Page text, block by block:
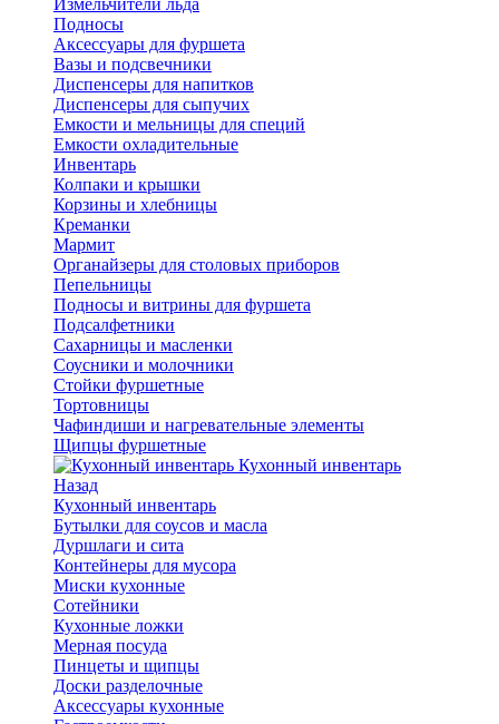
Подносы
Аксессуары для фуршета
Вазы и подсвечники
Диспенсеры для напитков
Диспенсеры для сыпучих
Емкости и мельницы для специй
Емкости охладительные
Инвентарь
Колпаки и крышки
Корзины и хлебницы
Креманки
Мармит
Органайзеры для столовых приборов
Пепельницы
Подносы и витрины для фуршета
Подсалфетники
Сахарницы и масленки
Соусники и молочники
Стойки фуршетные
Тортовницы
Чафиндиши и нагревательные элементы
Щипцы фуршетные
Кухонный инвентарь
Назад
Кухонный инвентарь
Бутылки для соусов и масла
Дуршлаги и сита
Контейнеры для мусора
Миски кухонные
Сотейники
Кухонные ложки
Мерная посуда
Пинцеты и щипцы
Доски разделочные
Аксессуары кухонные